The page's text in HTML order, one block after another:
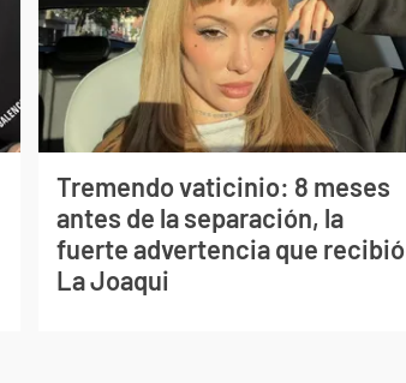
Tremendo vaticinio: 8 meses
antes de la separación, la
fuerte advertencia que recibió
La Joaqui